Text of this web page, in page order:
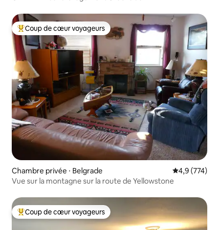
Coups de cœur voyageurs les plus appréciés
Coup de cœur voyageurs
Chambre privée ⋅ Belgrade Évaluation
4,9 (774)
Vue sur la montagne sur la route de Yellowstone
Coups de cœur voyageurs les plus appréciés
Coup de cœur voyageurs